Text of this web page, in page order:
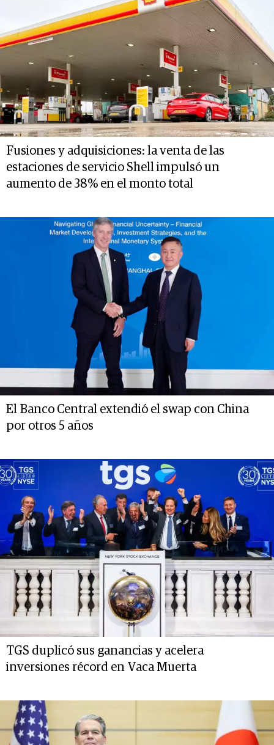
Fusiones y adquisiciones: la venta de las
estaciones de servicio Shell impulsó un
aumento de 38% en el monto total
El Banco Central extendió el swap con China
por otros 5 años
TGS duplicó sus ganancias y acelera
inversiones récord en Vaca Muerta